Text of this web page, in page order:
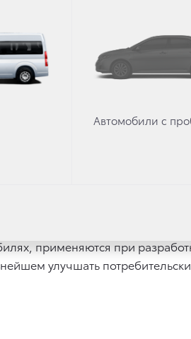
Автомобили с
состоящей из 4
самой популярной
позволили снизить
применяются при
улучшать